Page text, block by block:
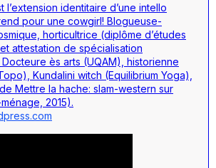
l’extension identitaire d’une intello
pour une cowgirl! Blogueuse-
horticultrice (diplôme d’études
attestation de spécialisation
ès arts (UQAM), historienne
Kundalini witch (Equilibrium Yoga),
Mettre la hache: slam-western sur
2015).